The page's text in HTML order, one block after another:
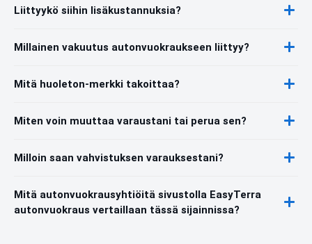
Liittyykö siihin lisäkustannuksia?
Millainen vakuutus autonvuokraukseen liittyy?
Mitä huoleton-merkki takoittaa?
Miten voin muuttaa varaustani tai perua sen?
Milloin saan vahvistuksen varauksestani?
Mitä autonvuokrausyhtiöitä sivustolla EasyTerra
autonvuokraus vertaillaan tässä sijainnissa?